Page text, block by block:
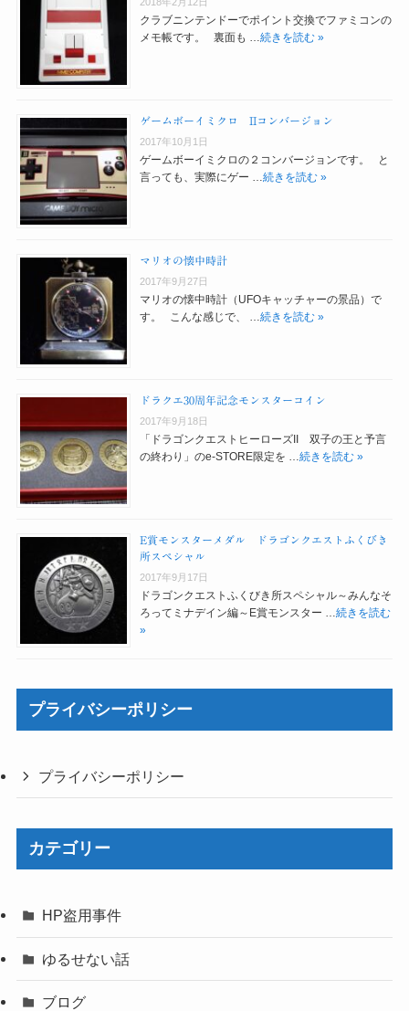
クラブニンテンドーでポイント交換でファミコンの
メモ帳です。 裏面も …続きを読む »
ゲームボーイミクロ IIコンバージョン
2017年10月1日
ゲームボーイミクロの２コンバージョンです。 と
言っても、実際にゲー …続きを読む »
マリオの懐中時計
2017年9月27日
マリオの懐中時計（UFOキャッチャーの景品）で
す。 こんな感じで、 …続きを読む »
ドラクエ30周年記念モンスターコイン
2017年9月18日
「ドラゴンクエストヒーローズII 双子の王と予言
の終わり」のe-STORE限定を …続きを読む »
E賞モンスターメダル ドラゴンクエストふくびき
所スペシャル
2017年9月17日
ドラゴンクエストふくびき所スペシャル～みんなそ
ろってミナデイン編～E賞モンスター …続きを読む
»
プライバシーポリシー
プライバシーポリシー
カテゴリー
HP盗用事件
ゆるせない話
ブログ